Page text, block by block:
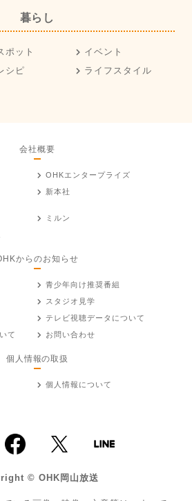
暮らし
ポット
イベント
シピ
ライフスタイル
会社概要
OHKエンタープライズ
新本社
ミルン
からのお知らせ
青少年向け推奨番組
スタジオ見学
テレビ視聴データについて
て
お問い合わせ
個人情報の取扱
個人情報について
© OHK岡山放送